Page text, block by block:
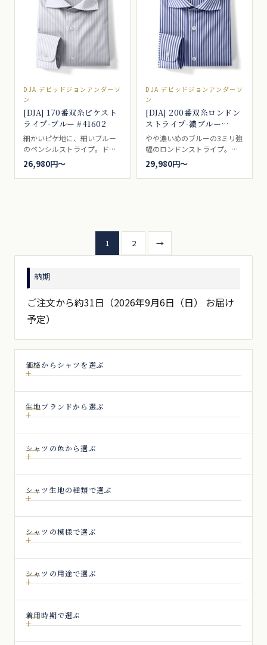
DJA デビッドジョンアンダーソ
ン
[DJA] 170番双糸ピケスト
ライプ-ブルー #41602
細かいピケ地に、細いブルー
のペンシルストライプ。ドレ
スシャツ向き。
26,980円〜
DJA デビッドジョンアンダーソ
ン
[DJA] 200番双糸ロンドン
ストライプ-濃ブルー
#37230
やや濃いめのブルーの3ミリ強
幅のロンドンストライプ。ド
レスシャツ向き。
29,980円〜
投
稿
の
ペ
ジ
送
り
1 2 →
納期
ご注文から約31日（2026年9月6日（日） お届け
予定）
価格からシャツを選ぶ
生地ブランドから選ぶ
シャツの色から選ぶ
シャツ生地の種類で選ぶ
シャツの模様で選ぶ
シャツの用途で選ぶ
着用時期で選ぶ